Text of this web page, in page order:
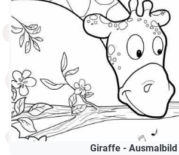
Giraffe - Ausmalbild